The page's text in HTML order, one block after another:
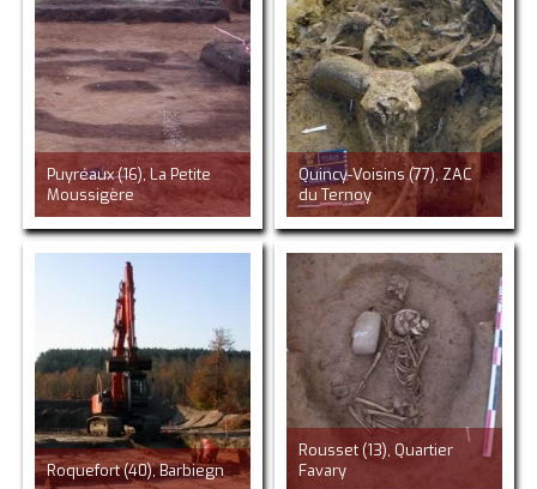
Puyréaux (16), La Petite
Moussigère
Quincy-Voisins (77), ZAC
du Ternoy
Roquefort (40), Barbiegn
Rousset (13), Quartier
Favary